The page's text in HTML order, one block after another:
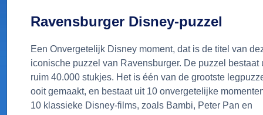
Ravensburger Disney-puzzel
Een Onvergetelijk Disney moment, dat is de titel van
iconische puzzel van Ravensburger. De puzzel bestaat
ruim 40.000 stukjes. Het is één van de grootste
ooit gemaakt, en bestaat uit 10 onvergetelijke
10 klassieke Disney-films, zoals Bambi, Peter Pan en